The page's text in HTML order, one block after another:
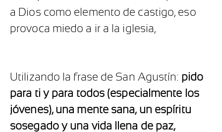
a Dios como elemento de castigo, eso
provoca miedo a ir a la iglesia,
Utilizando la frase de San Agustín: pido
para ti y para todos (especialmente los
jóvenes), una mente sana, un espíritu
sosegado y una vida llena de paz,